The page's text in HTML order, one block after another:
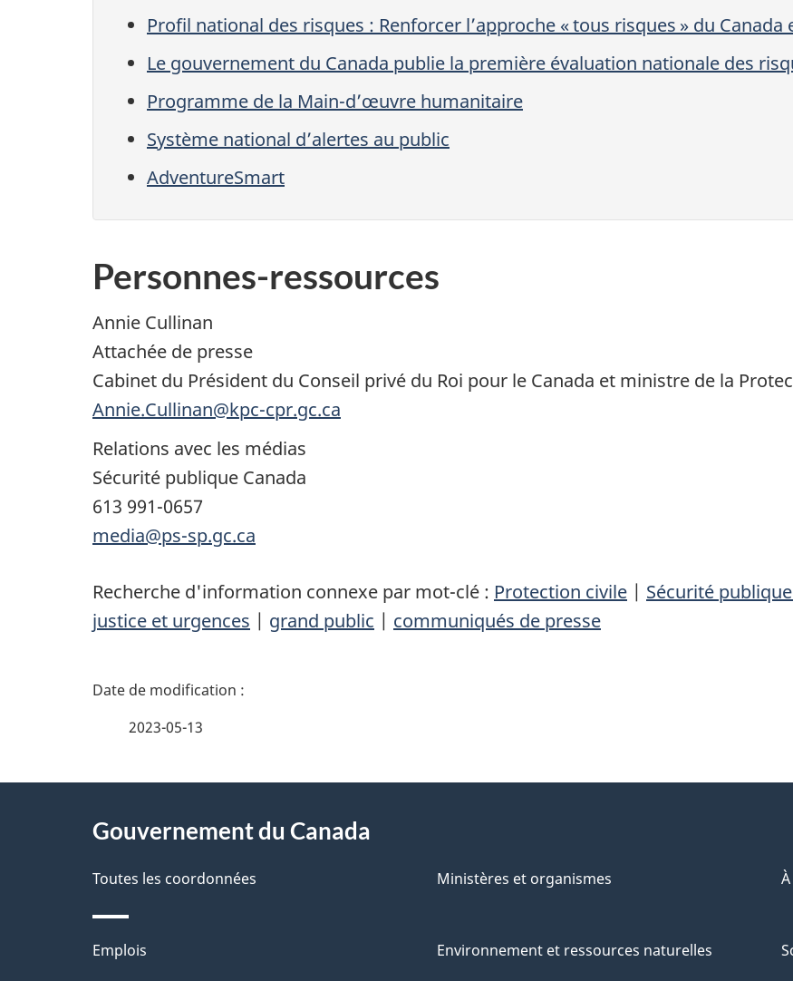
Profil national des risques : Renforcer l’approche « tous risques » du
Le gouvernement du Canada publie la première évaluation nationale des
Programme de la Main-d’œuvre humanitaire
Système national d’alertes au public
AdventureSmart
Personnes-ressources
Annie Cullinan
Attachée de presse
Cabinet du Président du Conseil privé du Roi pour le Canada et ministre de la
Annie.Cullinan@kpc-cpr.gc.ca
Relations avec les médias
Sécurité publique Canada
613 991-0657
media@ps-sp.gc.ca
Recherche d'information connexe par mot-clé : Protection civile | Sécurité
justice et urgences | grand public | communiqués de presse
D
a
s
2023-05-13
proposGouvernement du Canada
Toutes les coordonnées Ministères et organismes
Thèmes
Emplois Environnement et ressources naturelles